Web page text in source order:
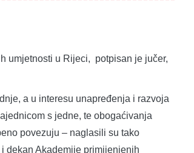
umjetnosti u Rijeci, potpisan je jučer,
a u interesu unapređenja i razvoja
s jedne, te obogaćivanja
povezuju – naglasili su tako
dekan Akademije primijenjenih